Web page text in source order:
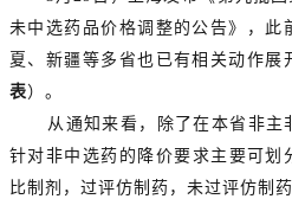
未中选药品价格调整的公告》，此
夏、新疆等多省也已有相关动作展
表）。
从通知来看，除了在本省非主
针对非中选药的降价要求主要可
比制剂，过评仿制药，未过评仿制药